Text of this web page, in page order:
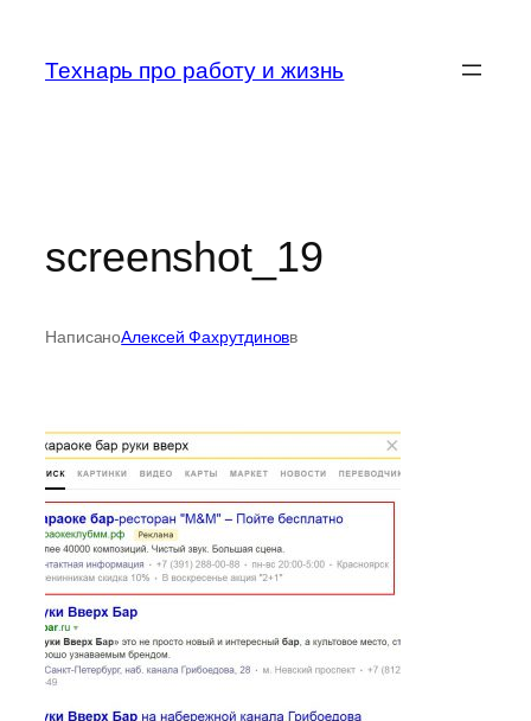
содержимому
Технарь про работу и жизнь
screenshot_19
НаписаноАлексей Фахрутдиновв